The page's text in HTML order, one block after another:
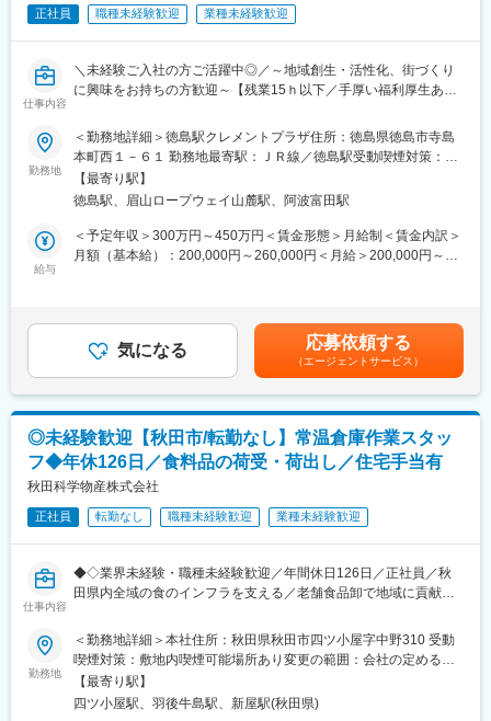
ア53.7％と業界トップシェアを誇るネットワークを活かして生ま
トダウンされるため、それ以上の残業が発生することはありませ
ん。安定した就業環境で働くことができます
変更の範囲：会社の定める業務
お客様からの意見をもとに、「もっと快適に過ごせる施設」にす
るための改善を行います。また、店舗スタッフが働きやすくなる
お客様と働く人、どちらにも喜ばれる施設づくりを目指します。
◇リーシング／設備管理
お客様ニーズに合った店舗の誘致や出店準備を支援し、テナント
の入替やリニューアルにも関わります。商圏や利用動向を踏まえ
た判断が求められ、施設づくりや地域の賑わい創出に直接貢献で
■組織構成：
入社後はまず基礎業務からスタートし、ご経験に応じて担当領域
を広げていただきます。未経験の方も先輩社員のサポートのも
と、専門知識やノウハウを身につけられる環境です。
■当社について
当社はJR四国100％出資のグループ会社として、商業施設や飲食
施設の運営をはじめ、ベーカリー事業、駅弁事業、駐車場事業、
損害保険事業など幅広い事業を展開しています。今後も地域に根
差した街づくりと、安心・満足・笑顔を届けるサービスの提供に
変更の範囲：会社の定める業務
正社員 職種未経験歓迎 業種未経験歓迎
仕事内容
＼未経験ご入社の方ご活躍中◎／～地域創生・活性化、街づくり
に興味をお持ちの方歓迎～【残業15ｈ以下／手厚い福利厚生あ
■業務内容：
ＪＲ四国グループの一員として、香川エリアにあるショッピング
センターや高架下商業施設の運営・開発を担い、地域に愛される
魅力的な商業空間をつくる仕事です。日々の運営から新たな価値
づくりまで、幅広い業務を通じて施設の魅力向上に関わります。
＜具体的な業務＞
（1）商業施設（駅ビル・高架下）の運営・管理
ング。そのうえで、改善アイデアを一緒に考え、実行まで支援し
ます。店舗の魅力を引き出し、施設全体を盛り上げていく仕事で
す。
と思ってもらうきっかけをつくります。地域の企業や団体とも連
携しながら、来館者を増やすための施策を考え、実行します。自
分のアイデアの反応が数字に表れるため、成果が実感しやすいの
が特徴です。
お客様からの意見をもとに、「もっと快適に過ごせる施設」にす
るための改善を行います。また、店舗スタッフが働きやすくなる
お客様と働く人、どちらにも喜ばれる施設づくりを目指します。
◇リーシング／設備管理
お客様ニーズに合った店舗の誘致や出店準備を支援し、テナント
の入替やリニューアルにも関わります。商圏や利用動向を踏まえ
た判断が求められ、施設づくりや地域の賑わい創出に直接貢献で
勤務地
＜勤務地詳細＞徳島駅クレメントプラザ住所：徳島県徳島市寺島
本町西１－６１ 勤務地最寄駅：ＪＲ線／徳島駅受動喫煙対策：屋
内全面禁煙変更の範囲：会社の定める事業所
【最寄り駅】
徳島駅、眉山ロープウェイ山麓駅、阿波富田駅
給与
＜予定年収＞300万円～450万円＜賃金形態＞月給制＜賃金内訳＞
月額（基本給）：200,000円～260,000円＜月給＞200,000円～
あくまでも目安の金額であり、選考を通じて上下する可能性があ
ります。月給(月額)は固定手当を含めた表記です。
気になる 応募依頼する
（エージェントサービス）
◎未経験歓迎【秋田市/転勤なし】常温倉庫作業スタッ
フ◆年休126日／食料品の荷受・荷出し／住宅手当有
秋田科学物産株式会社
正社員 転勤なし 職種未経験歓迎 業種未経験歓迎
仕事内容
◆◇業界未経験・職種未経験歓迎／年間休日126日／正社員／秋
田県内全域の食のインフラを支える／老舗食品卸で地域に貢献／
■業務概要
当社本社の常温倉庫にて、倉庫作業スタッフとして荷受・荷出・
収納などの物流業務全般を担っていただきます。
主に秋田県内の学校・病院・福祉施設等へ提供する食料品の入出
勤務地
＜勤務地詳細＞本社住所：秋田県秋田市四ツ小屋字中野310 受動
喫煙対策：敷地内喫煙可能場所あり変更の範囲：会社の定める事
業所
【最寄り駅】
四ツ小屋駅、羽後牛島駅、新屋駅(秋田県)